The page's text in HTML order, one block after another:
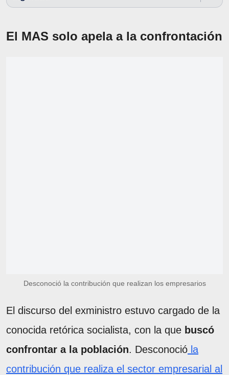
El MAS solo apela a la confrontación
Desconoció la contribución que realizan los empresarios
El discurso del exministro estuvo cargado de la
conocida retórica socialista, con la que buscó
confrontar a la población. Desconoció la
contribución que realiza el sector empresarial al